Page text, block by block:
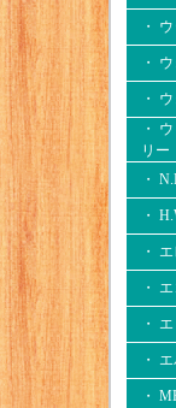
・
・
・
・
リー
・
・
・
・
・
・
・